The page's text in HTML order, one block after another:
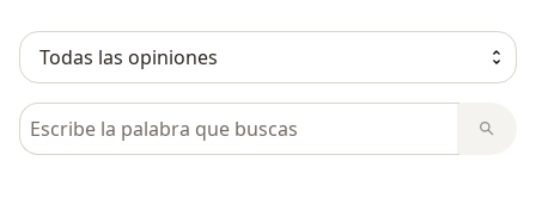
Busca en opiniones